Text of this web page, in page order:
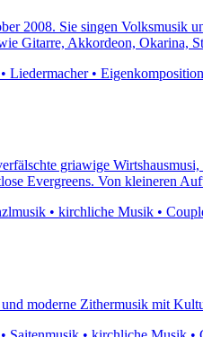
2008. Sie singen
Gitarre, Akkordeon, Okarina,
Liedermacher •
griawige
Evergreens. Von kleineren
• kirchliche Musik •
moderne Zithermusik mit